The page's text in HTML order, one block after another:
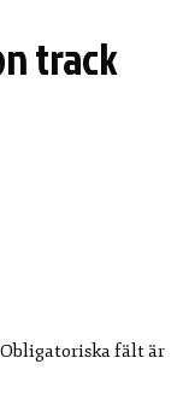
track
Obligatoriska fält är